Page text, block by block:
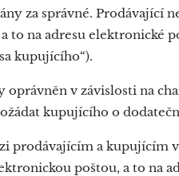
za správné.
to na adresu elektronické
kupujícího“).
oprávněn v závislosti na
kupujícího o
prodávajícím a kupujícím
poštou, a to na